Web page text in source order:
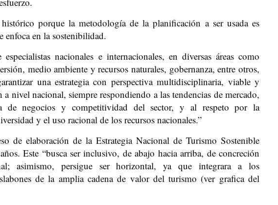
porque la metodología de la planificación a ser usada es
enfoca en la sostenibilidad.
nacionales e internacionales, en diversas áreas como
medio ambiente y recursos naturales, gobernanza, entre otros,
una estrategia con perspectiva multidisciplinaria, viable y
a nivel nacional, siempre respondiendo a las tendencias de mercado,
de negocios y competitividad del sector, y al respeto por la
y el uso racional de los recursos nacionales.”
de elaboración de la Estrategia Nacional de Turismo Sostenible
Este “busca ser inclusivo, de abajo hacia arriba, de concreción
asimismo, persigue ser horizontal, ya que integrara a los
de la amplia cadena de valor del turismo (ver grafica del